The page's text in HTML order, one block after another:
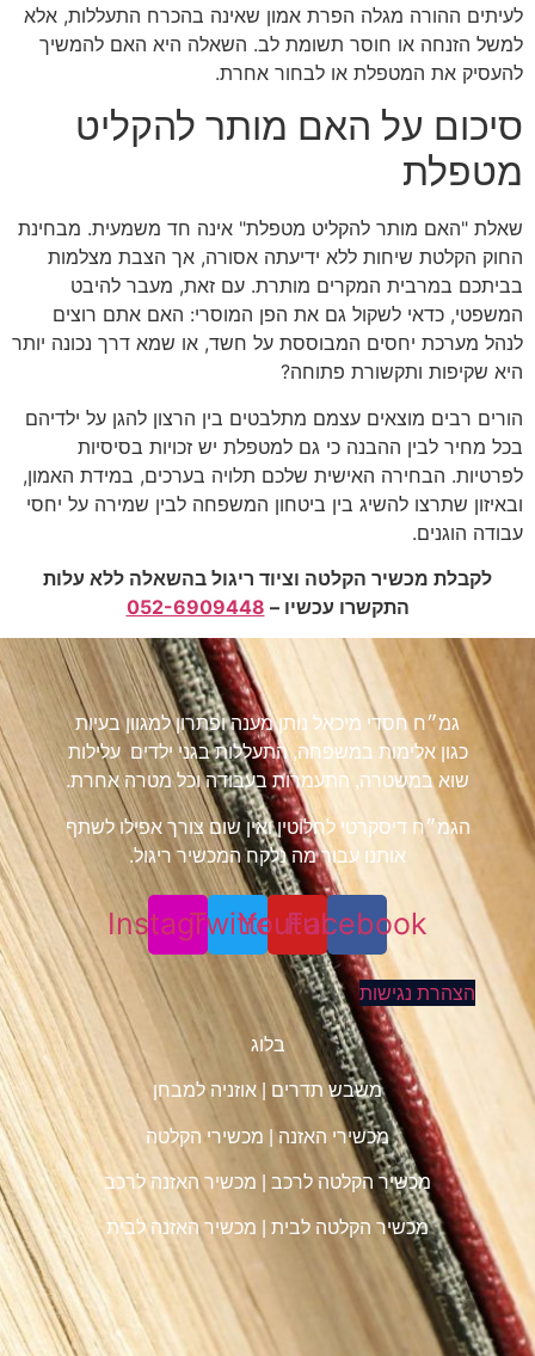
לעיתים ההורה מגלה הפרת אמון שאינה בהכרח התעללות, אלא
למשל הזנחה או חוסר תשומת לב. השאלה היא האם להמשיך
להעסיק את המטפלת או לבחור אחרת.
סיכום על האם מותר להקליט
מטפלת
שאלת "האם מותר להקליט מטפלת" אינה חד משמעית. מבחינת
החוק הקלטת שיחות ללא ידיעתה אסורה, אך הצבת מצלמות
בביתכם במרבית המקרים מותרת. עם זאת, מעבר להיבט
המשפטי, כדאי לשקול גם את הפן המוסרי: האם אתם רוצים
לנהל מערכת יחסים המבוססת על חשד, או שמא דרך נכונה יותר
היא שקיפות ותקשורת פתוחה?
הורים רבים מוצאים עצמם מתלבטים בין הרצון להגן על ילדיהם
בכל מחיר לבין ההבנה כי גם למטפלת יש זכויות בסיסיות
לפרטיות. הבחירה האישית שלכם תלויה בערכים, במידת האמון,
ובאיזון שתרצו להשיג בין ביטחון המשפחה לבין שמירה על יחסי
עבודה הוגנים.
לקבלת מכשיר הקלטה וציוד ריגול בהשאלה ללא עלות
התקשרו עכשיו – 052-6909448
גמ״ח חסדי מיכאל נותן מענה ופתרון למגוון בעיות
כגון אלימות במשפחה, התעללות בגני ילדים עלילות
שוא במשטרה, התעמרות בעבודה וכל מטרה אחרת.
הגמ״ח דיסקרטי לחלוטין ואין שום צורך אפילו לשתף
אותנו עבור מה נלקח המכשיר ריגול.
Facebook
Youtube
Twitter
Instagram
הצהרת נגישות
בלוג
משבש תדרים אוזניה למבחן
מכשירי האזנה| מכשירי הקלטה
מכשיר הקלטה לרכב מכשיר האזנה לרכב
מכשיר הקלטה לבית מכשיר האזנה לבית